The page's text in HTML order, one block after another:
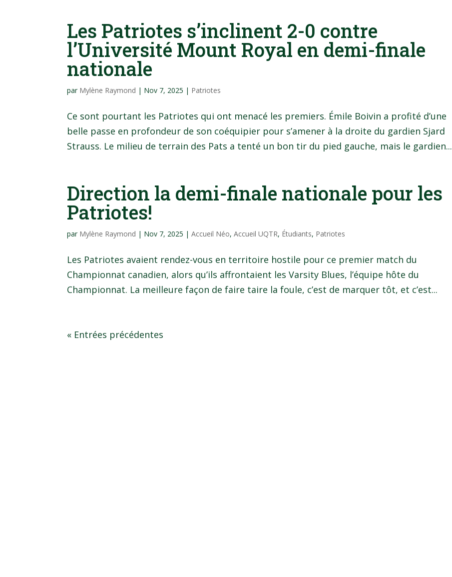
Les Patriotes s’inclinent 2-0 contre
l’Université Mount Royal en demi-finale
nationale
par Mylène Raymond | Nov 7, 2025 | Patriotes
Ce sont pourtant les Patriotes qui ont menacé les premiers. Émile Boivin a profité d’une
belle passe en profondeur de son coéquipier pour s’amener à la droite du gardien Sjard
Strauss. Le milieu de terrain des Pats a tenté un bon tir du pied gauche, mais le gardien...
Direction la demi-finale nationale pour les
Patriotes!
par Mylène Raymond | Nov 7, 2025 |Accueil Néo,Accueil UQTR, Étudiants, Patriotes
Les Patriotes avaient rendez-vous en territoire hostile pour ce premier match du
Championnat canadien, alors qu’ils affrontaient les Varsity Blues, l’équipe hôte du
Championnat. La meilleure façon de faire taire la foule, c’est de marquer tôt, et c’est...
« Entrées précédentes